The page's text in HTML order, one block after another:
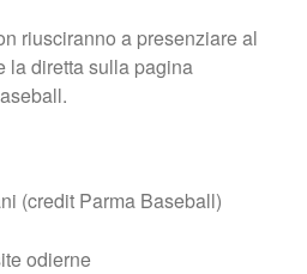
riusciranno a presenziare al
la diretta sulla pagina
(credit Parma Baseball)
odierne